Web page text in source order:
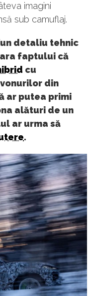
imagini
sub camuflaj.
detaliu tehnic
faptului că
cu
din
ar putea primi
alături de un
ar urma să
.